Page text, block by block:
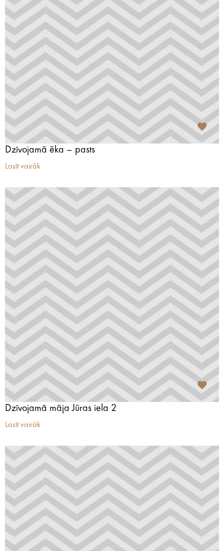
Dzīvojamā ēka – pasts
Lasīt vairāk
Dzīvojamā māja Jūras iela 2
Lasīt vairāk